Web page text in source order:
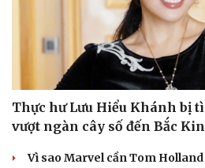
Thực hư Lưu Hiểu Khánh bị
vượt ngàn cây số đến Bắc
Vì sao Marvel cần Tom Holland